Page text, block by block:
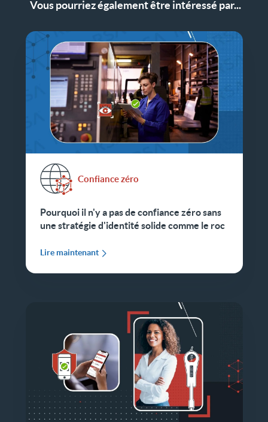
Vous pourriez également être intéressé par...
Confiance zéro
Pourquoi il n'y a pas de confiance zéro sans
une stratégie d'identité solide comme le roc
Lire maintenant